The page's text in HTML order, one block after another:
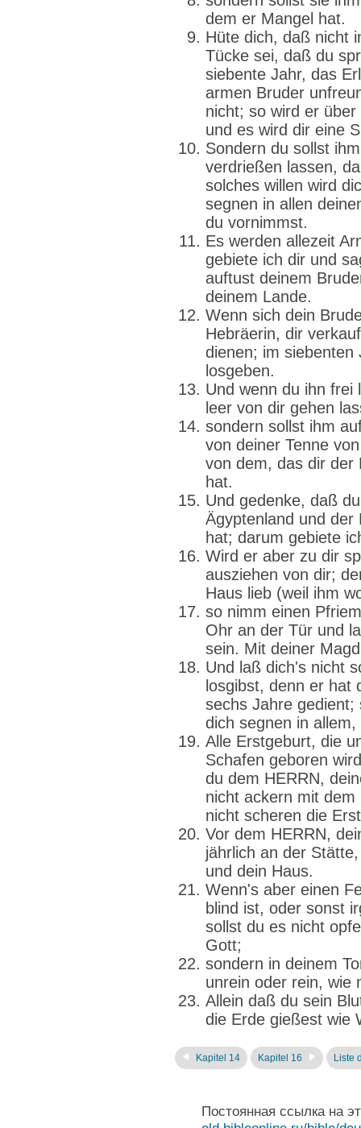
dem er Mangel hat.
Hüte dich, daß nicht
Tücke sei, daß du
siebente Jahr, das
armen Bruder
nicht; so wird er
und es wird dir eine
Sondern du sollst
verdrießen lassen,
solches willen wird
segnen in allen
du vornimmst.
Es werden allezeit
gebiete ich dir und
auftust deinem
deinem Lande.
Wenn sich dein
Hebräerin, dir
dienen; im siebenten
losgeben.
Und wenn du ihn frei
leer von dir gehen
sondern sollst ihm
von deiner Tenne
von dem, das dir der
hat.
Und gedenke, daß
Ägyptenland und der
hat; darum gebiete
Wird er aber zu dir
ausziehen von dir;
Haus lieb (weil ihm
so nimm einen
Ohr an der Tür und
sein. Mit deiner
Und laß dich's nicht
losgibst, denn er hat
sechs Jahre
dich segnen in
Alle Erstgeburt, die
Schafen geboren
du dem HERRN,
nicht ackern mit
nicht scheren die
Vor dem HERRN,
jährlich an der
und dein Haus.
Wenn's aber einen
blind ist, oder sonst
sollst du es nicht
Gott;
sondern in deinem
unrein oder rein, wie
Allein daß du sein
die Erde gießest wie
Kapitel 14 Kapitel 16 Liste
Постоянная ссылка на